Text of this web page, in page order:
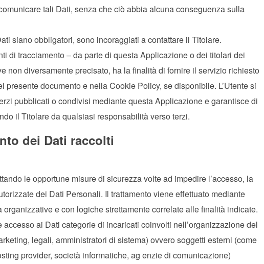
tali Dati, senza che ciò abbia alcuna conseguenza sulla
siano obbligatori, sono incoraggiati a contattare il Titolare.
di tracciamento – da parte di questa Applicazione o dei titolari dei
non diversamente precisato, ha la finalità di fornire il servizio richiesto
presente documento e nella Cookie Policy, se disponibile. L’Utente si
pubblicati o condivisi mediante questa Applicazione e garantisce di
il Titolare da qualsiasi responsabilità verso terzi.
dei Dati raccolti
le opportune misure di sicurezza volte ad impedire l’accesso, la
dei Dati Personali. Il trattamento viene effettuato mediante
e con logiche strettamente correlate alle finalità indicate.
ai Dati categorie di incaricati coinvolti nell’organizzazione del
legali, amministratori di sistema) ovvero soggetti esterni (come
provider, società informatiche, ag enzie di comunicazione)